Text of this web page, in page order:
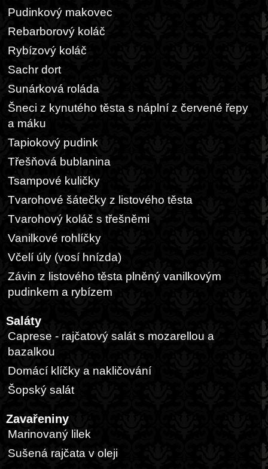
Pudinkový makovec
Rebarborový koláč
Rybízový koláč
Sachr dort
Sunárková roláda
Šneci z kynutého těsta s náplní z červené řepy
a máku
Tapiokový pudink
Třešňová bublanina
Tsampové kuličky
Tvarohové šátečky z listového těsta
Tvarohový koláč s třešněmi
Vanilkové rohlíčky
Včelí úly (vosí hnízda)
Závin z listového těsta plněný vanilkovým
pudinkem a rybízem
Saláty
Caprese - rajčatový salát s mozarellou a
bazalkou
Domácí klíčky a nakličování
Šopský salát
Zavařeniny
Marinovaný lilek
Sušená rajčata v oleji